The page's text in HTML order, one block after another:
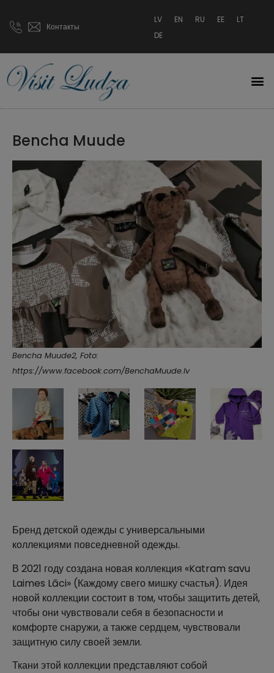
Контакты
LV EN RU EE
LT
DE
Bencha Muude
Bencha Muude2, Foto:
https://www.facebook.com/BenchaMuude.lv
Бренд детской одежды с универсальными
коллекциями повседневной одежды.
В 2021 году создана новая коллекция «Katram savu
Laimes Lāci» (Каждому свего мишку счастья). Идея
новой коллекции состоит в том, чтобы защитить детей,
чтобы они чувствовали себя в безопасности и
комфорте снаружи, а также сердцем, чувствовали
защитную силу своей земли.
Ткани этой коллекции представляют собой